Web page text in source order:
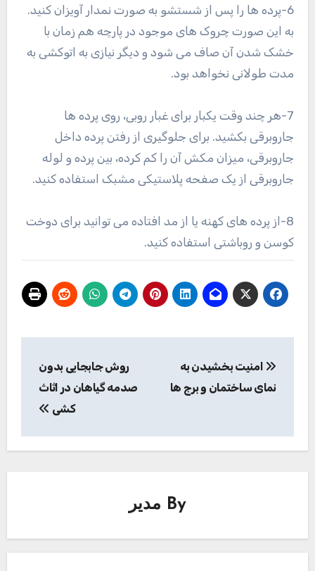
6-پرده ها را پس از شستشو به صورت نمدار آویزان کنید.
به این صورت چروک های موجود در پارچه هم زمان با
خشک شدن آن صاف می شود و دیگر نیازی به اتوکشی به
مدت طولانی نخواهد بود.
7-هر چند وقت یکبار برای غبار روبی، روی پرده ها
جاروبرقی بکشید. برای جلوگیری از رفتن پرده داخل
جاروبرقی، میزان مکش آن را کم کرده، بین پرده و لوله
جاروبرقی از یک صفحه پلاستیکی مشبک استفاده کنید.
8-از پرده های کهنه یا از مد افتاده می توانید برای دوخت
کوسن و روباشتی استفاده کنید.
نوشته
امنیت بخشیدن به
نمای ساختمان و برج ها
روش جابجایی بدون
صدمه گیاهان در اثاث
کشی
By مدیر